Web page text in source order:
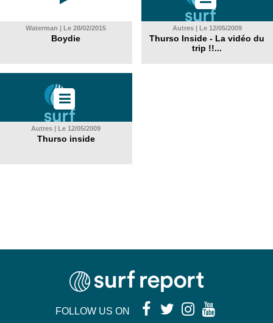
Waterman | Le 28/02/2015
Boydie
Autres | Le 12/05/2009
Thurso Inside - La vidéo du
trip !!...
Autres | Le 12/05/2009
Thurso inside
FOLLOW US ON